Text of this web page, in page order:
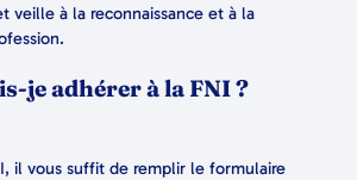
veille à la reconnaissance et à la
je adhérer à la FNI ?
il vous suffit de remplir le formulaire